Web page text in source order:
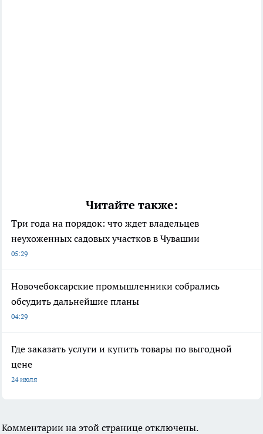
Читайте также:
Три года на порядок: что ждет владельцев
неухоженных садовых участков в Чувашии
05:29
Новочебоксарские промышленники собрались
обсудить дальнейшие планы
04:29
Где заказать услуги и купить товары по выгодной
цене
24 июля
Комментарии на этой странице отключены.